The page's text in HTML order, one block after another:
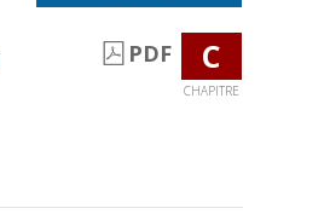
PDF C
CHAPITRE